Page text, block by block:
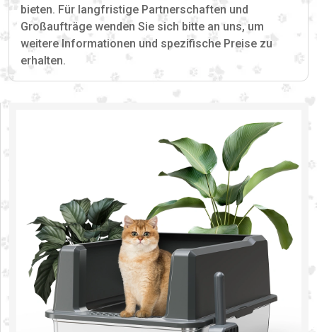
bieten. Für langfristige Partnerschaften und
Großaufträge wenden Sie sich bitte an uns, um
weitere Informationen und spezifische Preise zu
erhalten.